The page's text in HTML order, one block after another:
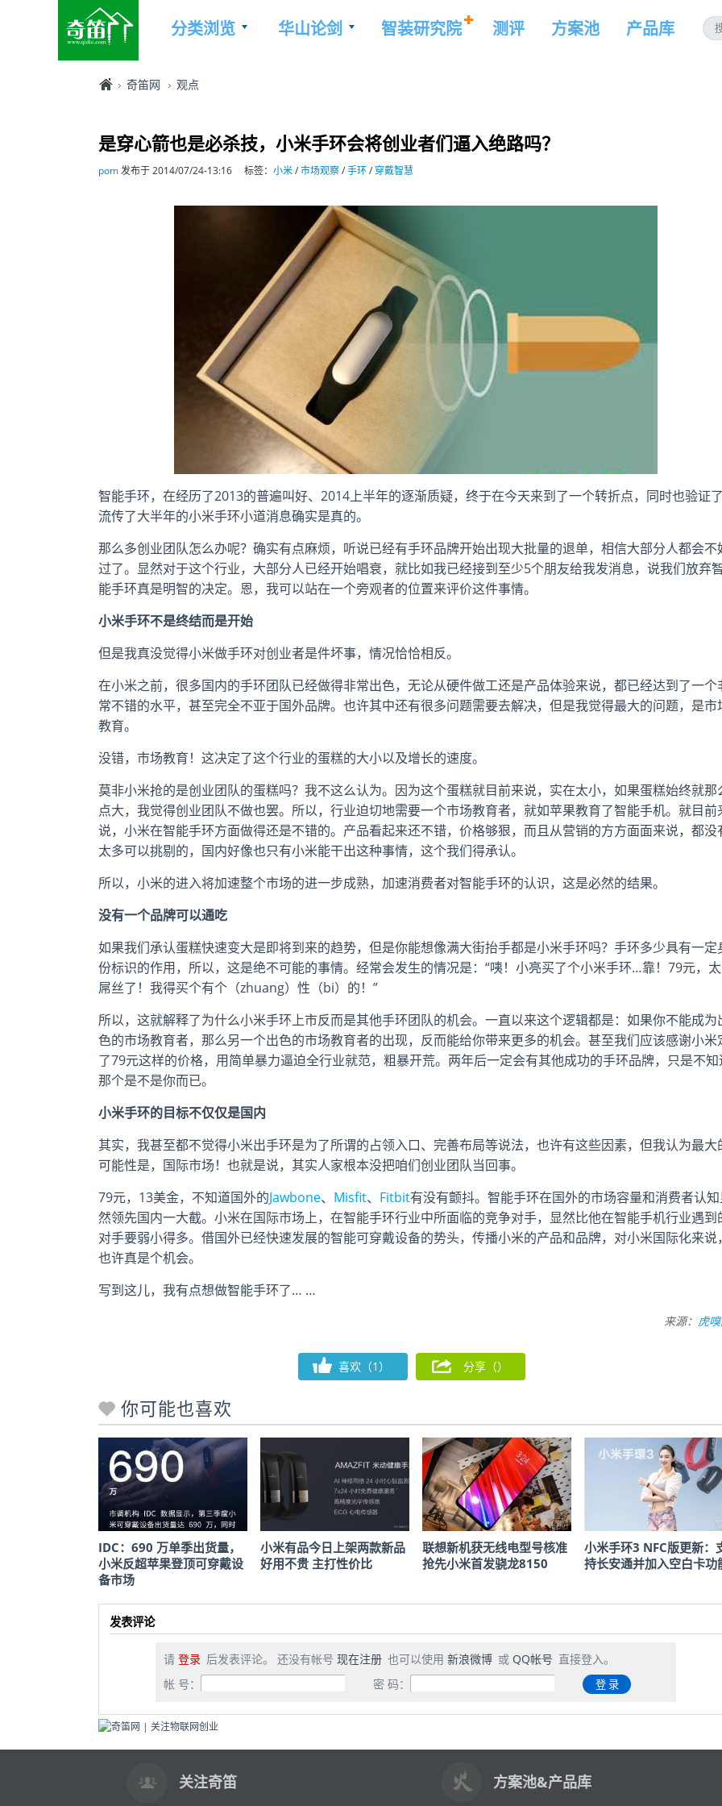
分类浏览 华山论剑 智装研究院 测评 方案池 产品库
奇笛网 观点
是穿心箭也是必杀技，小米手环会将创业者们逼入绝路吗？
pom发布于 2014/07/24-13:16 标签： 小米/市场观察/手环/穿戴智慧
智能手环，在经历了2013的普遍叫好、2014上半年的逐渐质疑，终于在今天来到了一个转折点，同时也验证了
流传了大半年的小米手环小道消息确实是真的。
那么多创业团队怎么办呢？确实有点麻烦，听说已经有手环品牌开始出现大批量的退单，相信大部分人都会不
过了。显然对于这个行业，大部分人已经开始唱衰，就比如我已经接到至少5个朋友给我发消息，说我们放弃
能手环真是明智的决定。恩，我可以站在一个旁观者的位置来评价这件事情。
小米手环不是终结而是开始
但是我真没觉得小米做手环对创业者是件坏事，情况恰恰相反。
在小米之前，很多国内的手环团队已经做得非常出色，无论从硬件做工还是产品体验来说，都已经达到了一个
常不错的水平，甚至完全不亚于国外品牌。也许其中还有很多问题需要去解决，但是我觉得最大的问题，是市
教育。
没错，市场教育！这决定了这个行业的蛋糕的大小以及增长的速度。
莫非小米抢的是创业团队的蛋糕吗？我不这么认为。因为这个蛋糕就目前来说，实在太小，如果蛋糕始终就那
点大，我觉得创业团队不做也罢。所以，行业迫切地需要一个市场教育者，就如苹果教育了智能手机。就目前
说，小米在智能手环方面做得还是不错的。产品看起来还不错，价格够狠，而且从营销的方方面面来说，都没
太多可以挑剔的，国内好像也只有小米能干出这种事情，这个我们得承认。
所以，小米的进入将加速整个市场的进一步成熟，加速消费者对智能手环的认识，这是必然的结果。
没有一个品牌可以通吃
如果我们承认蛋糕快速变大是即将到来的趋势，但是你能想像满大街抬手都是小米手环吗？手环多少具有一定
份标识的作用，所以，这是绝不可能的事情。经常会发生的情况是：“咦！小亮买了个小米手环…靠！79元，太
屌丝了！我得买个有个（zhuang）性（bi）的！”
所以，这就解释了为什么小米手环上市反而是其他手环团队的机会。一直以来这个逻辑都是：如果你不能成为
色的市场教育者，那么另一个出色的市场教育者的出现，反而能给你带来更多的机会。甚至我们应该感谢小米
了79元这样的价格，用简单暴力逼迫全行业就范，粗暴开荒。两年后一定会有其他成功的手环品牌，只是不知
那个是不是你而已。
小米手环的目标不仅仅是国内
其实，我甚至都不觉得小米出手环是为了所谓的占领入口、完善布局等说法，也许有这些因素，但我认为最大
可能性是，国际市场！也就是说，其实人家根本没把咱们创业团队当回事。
79元，13美金，不知道国外的Jawbone、 Misfit、 Fitbit有没有颤抖。智能手环在国外的市场容量和消费者认知
然领先国内一大截。小米在国际市场上，在智能手环行业中所面临的竞争对手，显然比他在智能手机行业遇到
对手要弱小得多。借国外已经快速发展的智能可穿戴设备的势头，传播小米的产品和品牌，对小米国际化来说，
也许真是个机会。
写到这儿，我有点想做智能手环了… …
来源： 虎
喜欢（1） 分享（）
你可能也喜欢
IDC：690 万单季出货量，
小米反超苹果登顶可穿戴设
备市场
小米有品今日上架两款新品
好用不贵 主打性价比
联想新机获无线电型号核准
抢先小米首发骁龙8150
小米手环3 NFC版更新：
持长安通并加入空白卡功
发表评论
请 登录 后发表评论。 还没有帐号 现在注册 也可以使用 新浪微博 或 QQ帐号 直接登入。
帐 号：
密 码：
关注奇笛 方案池&产品库